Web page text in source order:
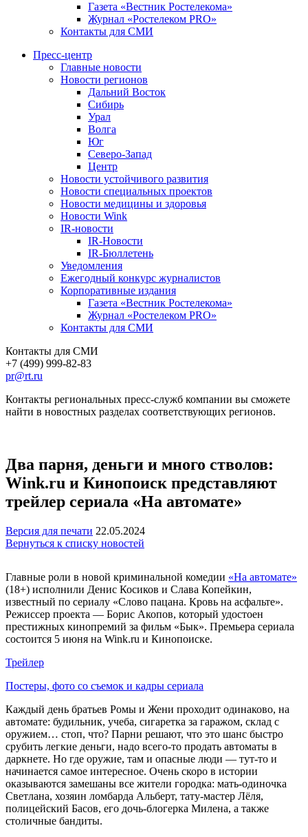
Газета «Вестник Ростелекома»
Журнал «Ростелеком PRO»
Контакты для СМИ
Пресс-центр
Главные новости
Новости регионов
Дальний Восток
Сибирь
Урал
Волга
Юг
Северо-Запад
Центр
Новости устойчивого развития
Новости специальных проектов
Новости медицины и здоровья
Новости Wink
IR-новости
IR-Новости
IR-Бюллетень
Уведомления
Ежегодный конкурс журналистов
Корпоративные издания
Газета «Вестник Ростелекома»
Журнал «Ростелеком PRO»
Контакты для СМИ
Контакты для СМИ
+7 (499) 999-82-83
pr@rt.ru
Контакты региональных пресс-служб компании вы сможете
найти в новостных разделах соответствующих регионов.
Два парня, деньги и много стволов:
Wink.ru и Кинопоиск представляют
трейлер сериала «На автомате»
Версия для печати 22.05.2024
Вернуться к списку новостей
Главные роли в новой криминальной комедии «На автомате»
(18+) исполнили Денис Косиков и Слава Копейкин,
известный по сериалу «Слово пацана. Кровь на асфальте».
Режиссер проекта — Борис Акопов, который удостоен
престижных кинопремий за фильм «Бык». Премьера сериала
состоится 5 июня на Wink.ru и Кинопоиске.
Трейлер
Постеры, фото со съемок и кадры сериала
Каждый день братьев Ромы и Жени проходит одинаково, на
автомате: будильник, учеба, сигаретка за гаражом, склад с
оружием… стоп, что? Парни решают, что это шанс быстро
срубить легкие деньги, надо всего-то продать автоматы в
даркнете. Но где оружие, там и опасные люди — тут-то и
начинается самое интересное. Очень скоро в истории
оказываются замешаны все жители городка: мать-одиночка
Светлана, хозяин ломбарда Альберт, тату-мастер Лёля,
полицейский Басов, его дочь-блогерка Милена, а также
столичные бандиты.